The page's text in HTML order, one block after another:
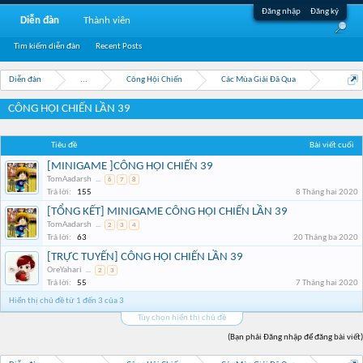
Đăng nhập Đăng ký
Diễn đàn ... Công Hội Chiến Các Mùa Giải Đã Qua
CÔNG HỘI CHIẾN LẦN 39
Tiêu đề Bài viết cuối
[MINIGAME ]CÔNG HỘI CHIẾN 39
TomAadarsh ... 6 7 8
Trả lời: 155 8 Tháng hai 2020
[TỔNG KẾT] MINIGAME CÔNG HỘI CHIẾN LẦN 39
TomAadarsh ... 2 3 4
Trả lời: 63 20 Tháng ba 2020
[TRỰC TUYẾN] CÔNG HỘI CHIẾN LẦN 39
OreYahari ... 2 3
Trả lời: 55
7 Tháng hai 2020
Hiển thị chủ đề từ 1 đến 3 của 3
Tùy chọn hiển thị chủ đề
(Bạn phải Đăng nhập để đăng bài viết)
Diễn đàn
Tìm kiếm diễn đàn Recent Posts
Thành viên